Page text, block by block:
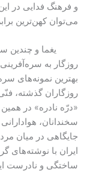
و فرهنگ فدایی در
می‌توان کهن‌ترین
یغما و چندین
روزگار به
بهترین نمونه‌های
روزگاران گذشته،
«درّه نادره» در
سخندانان،
جایگاهی در میان
ایران با نوشته‌های
ساختگی و نادرست